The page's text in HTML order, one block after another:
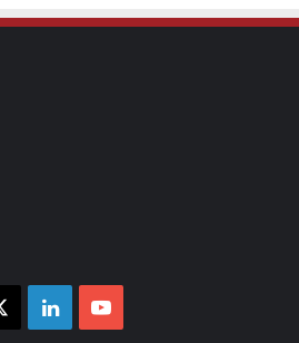
LinkedinYouTube